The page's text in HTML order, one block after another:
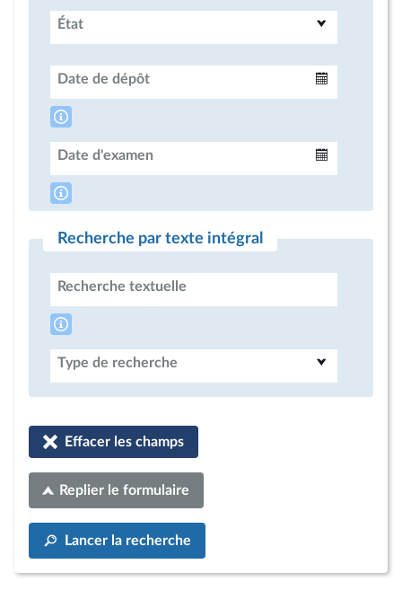
État
Date de dépôt
Date d'examen
Recherche par texte intégral
Recherche textuelle
Type de recherche
Effacer les champs
Replier le formulaire
Lancer la recherche